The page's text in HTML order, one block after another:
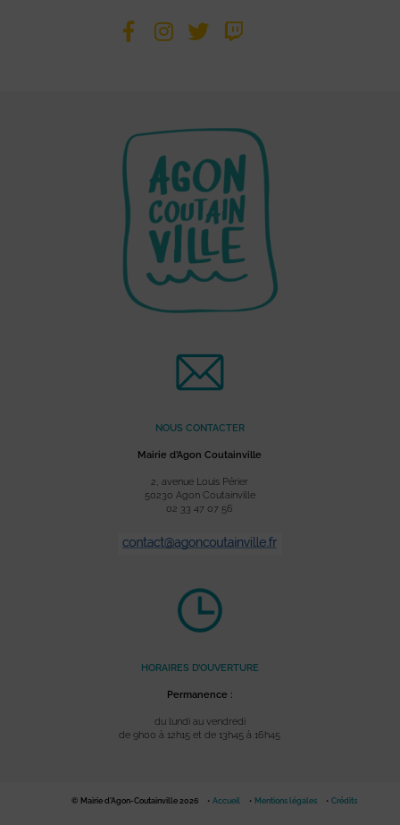
NOUS CONTACTER
Mairie d’Agon Coutainville
2, avenue Louis Périer
50230 Agon Coutainville
02 33 47 07 56
HORAIRES D’OUVERTURE
Permanence :
du lundi au vendredi
de 9h00 à 12h15 et de 13h45 à 16h45
© Mairie d'Agon-Coutainville 2026 Accueil Mentions légales Crédits